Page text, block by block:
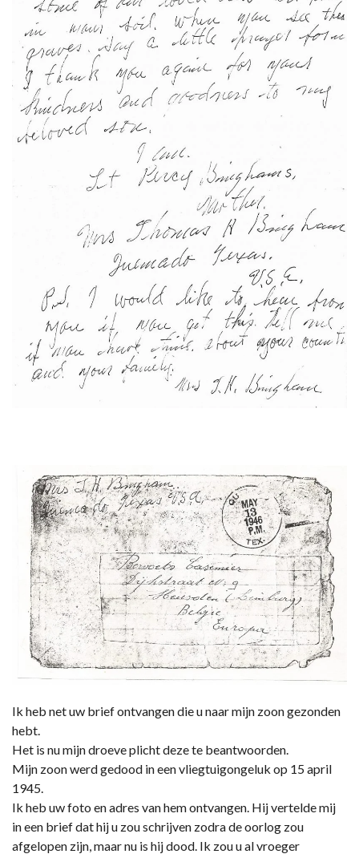
Ik heb net uw brief ontvangen die u naar mijn zoon gezonden
hebt.
Het is nu mijn droeve plicht deze te beantwoorden.
Mijn zoon werd gedood in een vliegtuigongeluk op 15 april
1945.
Ik heb uw foto en adres van hem ontvangen. Hij vertelde mij
in een brief dat hij u zou schrijven zodra de oorlog zou
afgelopen zijn, maar nu is hij dood. Ik zou u al vroeger